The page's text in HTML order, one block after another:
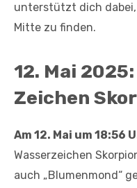
unterstützt dich
Mitte zu finden.
12. Mai
Zeichen
Am 12. Mai um 18:56
Wasserzeichen
auch „Blumenmond“